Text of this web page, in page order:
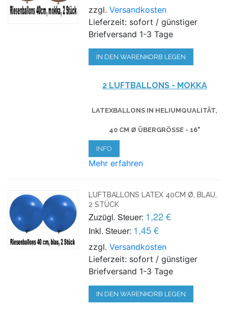
zzgl.Versandkosten
Lieferzeit: sofort / günstiger
Briefversand 1-3 Tage
IN DEN WARENKORB LEGEN
2 LUFTBALLONS - MOKKA
LATEXBALLONS IN HELIUMQUALITÄT,
40 CM Ø ÜBERGRÖSSE - 16"
INFO
Mehr erfahren
LUFTBALLONS LATEX 40CM Ø, BLAU,
2 STÜCK
Zuzügl. Steuer: 1,22 €
Inkl. Steuer: 1,45 €
zzgl.Versandkosten
Lieferzeit: sofort / günstiger
Briefversand 1-3 Tage
IN DEN WARENKORB LEGEN